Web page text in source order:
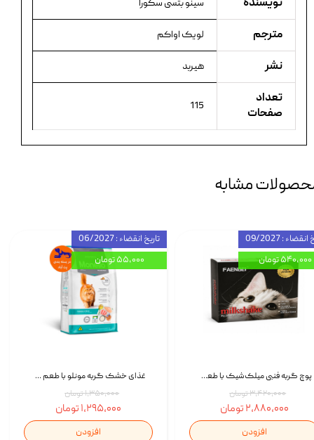
نویسنده سینو بتسی سکورا
مترجم لویک اواکم
نشر هیربد
تعداد
صفحات
115
مشابه
غذای خشک گربه مونلو با طعم گوشت پرندگان و ماهی سالمون Monello Adult Hairball Control وزن 1 کیلوگرم
۱,۳۵۰,۰۰۰ تومان
۱,۲۹۵,۰۰۰ تومان
افزودن
تاریخ انقضاء : 06/2027
۵۵,۰۰۰ تومان
پوچ گربه فنبی میلک‌شیک با طعم مرغ Faenbei Cat Milk Shake Pouch بسته 12 عددی
۳,۴۲۰,۰۰۰ تومان
۲,۸۸۰,۰۰۰ تومان
افزودن
: 09/2027
۵۴۰,۰۰۰ تومان